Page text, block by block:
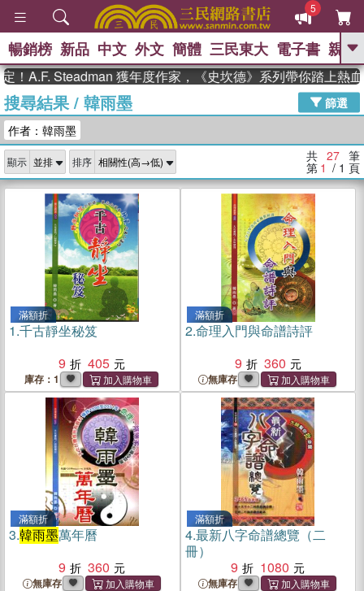
5
GO
高希均教授回憶錄
、 The Odyssey 、 父親節 、 如果歷
獎 臺灣漫遊錄 、 方念華 、 台灣的李
登輝時代
數學女孩：黎曼猜想 、
偉大的迷走神經
暢銷榜 新品 中文 外文 簡體 三民東大 電子書 親子
Steadman 獲年度作家，《史坎德》系列帶你踏上熱血奇
搜尋結果/ 韓雨墨
篩選
作者：韓雨墨
顯示 排序 共 27 筆
第 1 / 1 頁
滿額折
1.千古靜坐秘笈
9
405
庫存：1
滿額折
2.命理入門與命譜詩評
9
360
無庫存
滿額折
3.韓雨墨萬年曆
9
360
無庫存
滿額折
4.最新八字命譜總覽（二
冊）
9
1080
無庫存